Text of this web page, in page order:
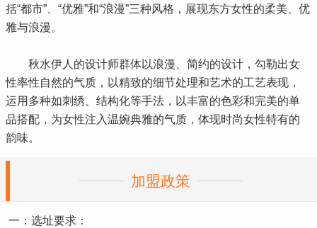
括“都市”、“优雅”和“浪漫”三种风格，展现东方女性的柔美、优
雅与浪漫。
秋水伊人的设计师群体以浪漫、简约的设计，勾勒出女
性率性自然的气质，以精致的细节处理和艺术的工艺表现，
运用多种如刺绣、结构化等手法，以丰富的色彩和完美的单
品搭配，为女性注入温婉典雅的气质，体现时尚女性特有的
韵味。
加盟政策
一：选址要求：